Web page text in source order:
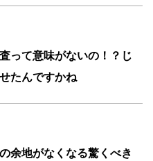
って意味がないの！？じ
たんですかね
余地がなくなる驚くべき